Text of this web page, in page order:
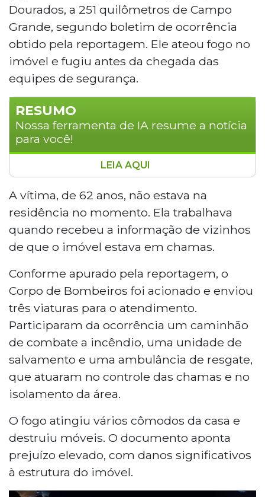
Dourados, a 251 quilômetros de Campo
Grande, segundo boletim de ocorrência
obtido pela reportagem. Ele ateou fogo no
imóvel e fugiu antes da chegada das
equipes de segurança.
RESUMO
Nossa ferramenta de IA resume a notícia
para você!
Um homem de 64 anos descumpriu medida
protetiva e ateou fogo na casa da ex-
companheira, de 62 anos, na noite desta
II, em Dourados. A vítima não estava no local e
soube do incêndio por vizinhos. O suspeito
localizado. O caso foi registrado como violência
doméstica na Depac de Dourados.
LEIA AQUI
A vítima, de 62 anos, não estava na
residência no momento. Ela trabalhava
quando recebeu a informação de vizinhos
de que o imóvel estava em chamas.
Conforme apurado pela reportagem, o
Corpo de Bombeiros foi acionado e enviou
três viaturas para o atendimento.
Participaram da ocorrência um caminhão
de combate a incêndio, uma unidade de
salvamento e uma ambulância de resgate,
que atuaram no controle das chamas e no
isolamento da área.
O fogo atingiu vários cômodos da casa e
destruiu móveis. O documento aponta
prejuízo elevado, com danos significativos
à estrutura do imóvel.